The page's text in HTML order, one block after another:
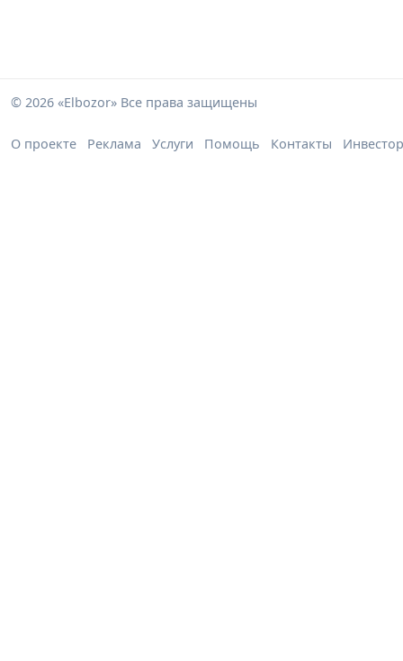
© 2026 «Elbozor» Все права защищены
О проекте Реклама Услуги Помощь Контакты